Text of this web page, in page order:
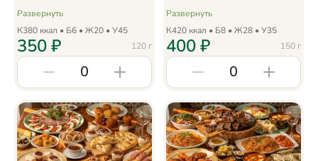
Развернуть
К380 ккал • Б6 • Ж20 • У45
120 г
350₽
0
Развернуть
К420 ккал • Б8 • Ж28 • У35
150 г
400₽
0